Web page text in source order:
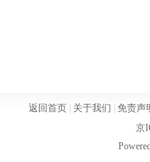
返回首页 关于我们 |免责声
京